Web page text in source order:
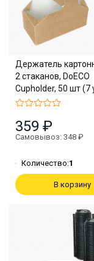
Держатель
2 стаканов, DoECO
Cupholder, 50 шт (7
359 ₽
Самовывоз: 348 ₽
Количество:1
В корзину